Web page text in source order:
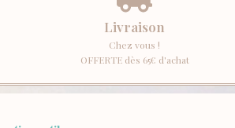
Livraison
Chez vous !
OFFERTE dès 65€ d'achat